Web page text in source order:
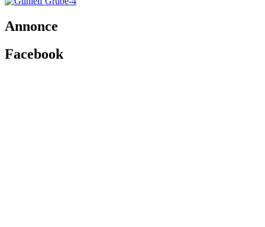
Annonce
Facebook